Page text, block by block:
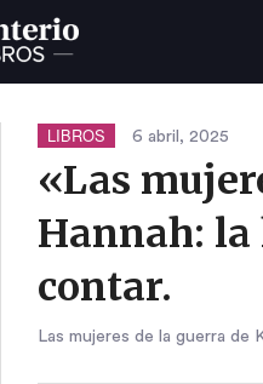
LIBROS 6 abril, 2025
«Las
Hannah:
contar.
Las mujeres de la guerra de